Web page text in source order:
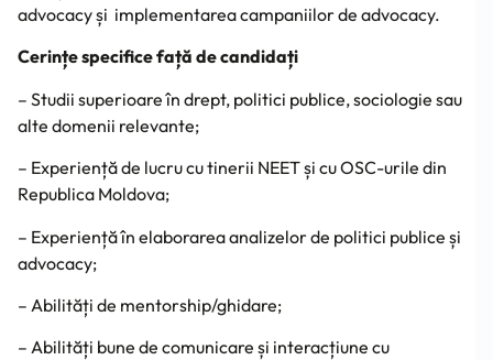
advocacy și implementarea campaniilor de advocacy.
Cerințe specifice față de candidați
– Studii superioare în drept, politici publice, sociologie sau
alte domenii relevante;
– Experiență de lucru cu tinerii NEET și cu OSC-urile din
Republica Moldova;
– Experiență în elaborarea analizelor de politici publice și
advocacy;
– Abilități de mentorship/ghidare;
– Abilități bune de comunicare și interacțiune cu